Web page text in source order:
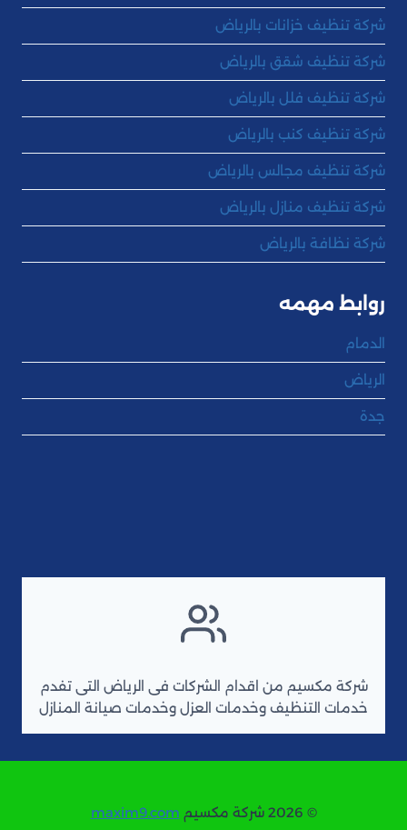
شركة تنظيف خزانات بالرياض
شركة تنظيف شقق بالرياض
شركة تنظيف فلل بالرياض
شركة تنظيف كنب بالرياض
شركة تنظيف مجالس بالرياض
شركة تنظيف منازل بالرياض
شركة نظافة بالرياض
روابط مهمه
الدمام
الرياض
جدة
شركة مكسيم من اقدام الشركات فى الرياض التى تفدم
خدمات التنظيف وخدمات العزل وخدمات صيانة المنازل
© 2026 شركة مكسيم maxim9.com